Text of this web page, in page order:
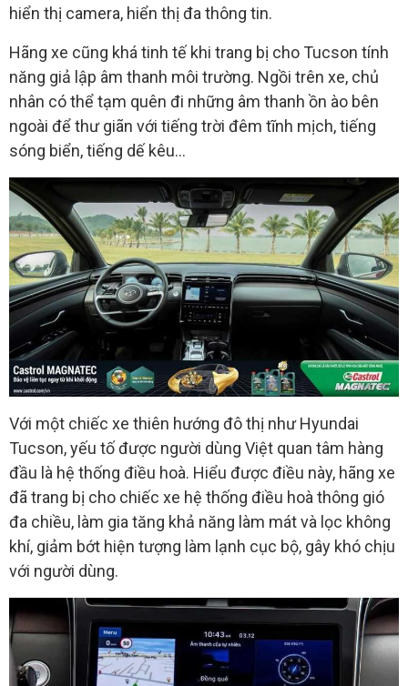
hiển thị camera, hiển thị đa thông tin.
Hãng xe cũng khá tinh tế khi trang bị cho Tucson tính
năng giả lập âm thanh môi trường. Ngồi trên xe, chủ
nhân có thể tạm quên đi những âm thanh ồn ào bên
ngoài để thư giãn với tiếng trời đêm tĩnh mịch, tiếng
sóng biển, tiếng dế kêu…
Với một chiếc xe thiên hướng đô thị như Hyundai
Tucson, yếu tố được người dùng Việt quan tâm hàng
đầu là hệ thống điều hoà. Hiểu được điều này, hãng xe
đã trang bị cho chiếc xe hệ thống điều hoà thông gió
đa chiều, làm gia tăng khả năng làm mát và lọc không
khí, giảm bớt hiện tượng làm lạnh cục bộ, gây khó chịu
với người dùng.